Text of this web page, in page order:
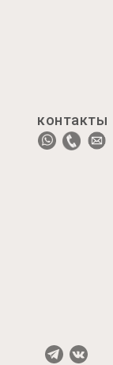
контакты